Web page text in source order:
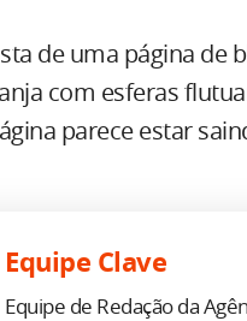
de uma página de
com esferas
parece estar
Equipe Clave
Equipe de Redação da